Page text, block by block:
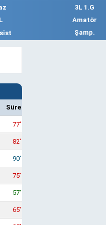
3L 1.G
Amatör
Şamp.
Süre
77'
82'
90'
75'
57'
65'